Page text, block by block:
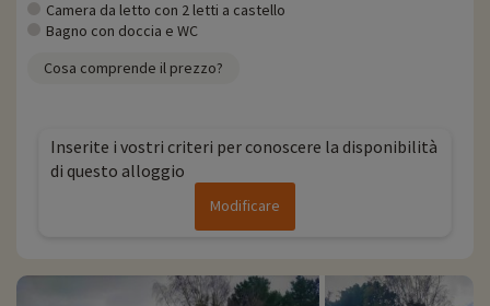
Camera da letto con 2 letti a castello
Bagno con doccia e WC
Cosa comprende il prezzo?
Inserite i vostri criteri per conoscere la disponibilità
di questo alloggio
Modificare